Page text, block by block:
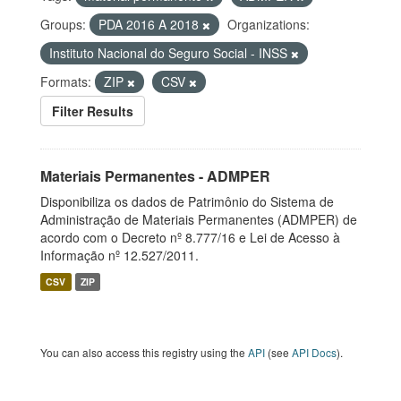
Groups:
PDA 2016 A 2018
Organizations:
Instituto Nacional do Seguro Social - INSS
Formats:
ZIP
CSV
Filter Results
Materiais Permanentes - ADMPER
Disponibiliza os dados de Patrimônio do Sistema de
Administração de Materiais Permanentes (ADMPER) de
acordo com o Decreto nº 8.777/16 e Lei de Acesso à
Informação nº 12.527/2011.
CSV ZIP
You can also access this registry using the API (see API Docs).